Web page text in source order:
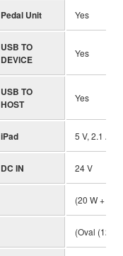
Pedal Unit Yes
USB TO
DEVICE
Yes
USB TO
HOST
Yes
iPad 5 V, 2.1 A
DC IN 24 V
(20 W + 6
(Oval (12